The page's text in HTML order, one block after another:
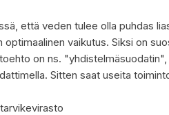
että veden tulee olla puhdas
optimaalinen vaikutus. Siksi on
on ns.
Sitten saat useita